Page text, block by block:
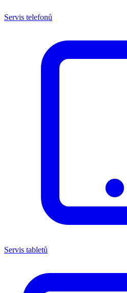
Servis telefonů
Servis tabletů